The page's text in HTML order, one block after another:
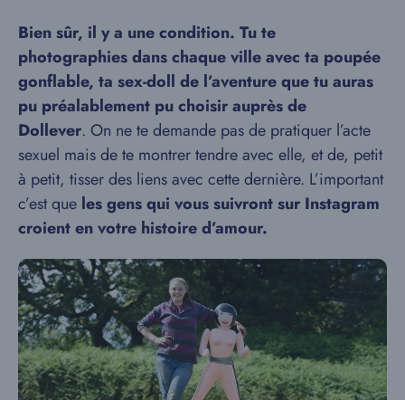
Bien sûr, il y a une condition. Tu te
photographies dans chaque ville avec ta poupée
gonflable, ta sex-doll de l’aventure que tu auras
pu préalablement pu choisir auprès de
Dollever. On ne te demande pas de pratiquer l’acte
sexuel mais de te montrer tendre avec elle, et de, petit
à petit, tisser des liens avec cette dernière. L’important
c’est que les gens qui vous suivront sur Instagram
croient en votre histoire d’amour.